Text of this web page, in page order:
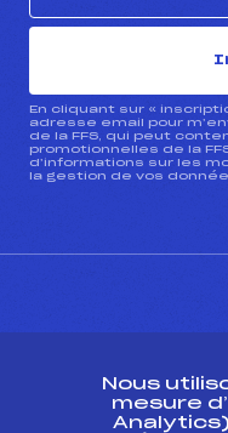
En cliquant sur «
adresse email pour
de la FFS, qui peut
promotionnelles de la
d’informations sur les
la gestion de vos
ESPACE PRESSE
Nous
mesure
Analytics)